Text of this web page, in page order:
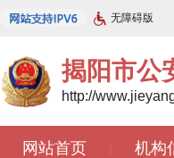
无障碍版
揭阳市公
http://
网站首页 机构